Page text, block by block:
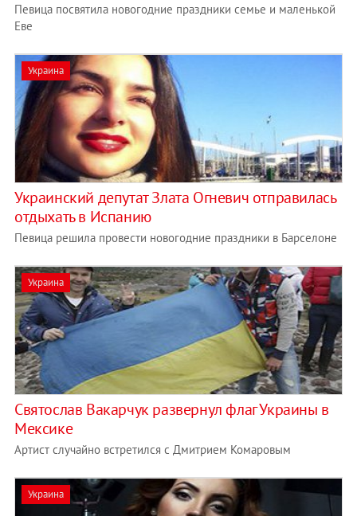
Певица посвятила новогодние праздники семье и маленькой
Еве
Украина
Украинский депутат Злата Огневич отправилась
отдыхать в Испанию
Певица решила провести новогодние праздники в Барселоне
Украина
Святослав Вакарчук развернул флаг Украины в
Мексике
Артист случайно встретился с Дмитрием Комаровым
Украина